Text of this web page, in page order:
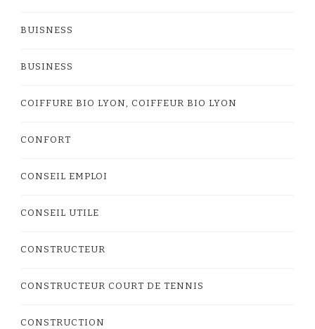
BUISNESS
BUSINESS
COIFFURE BIO LYON, COIFFEUR BIO LYON
CONFORT
CONSEIL EMPLOI
CONSEIL UTILE
CONSTRUCTEUR
CONSTRUCTEUR COURT DE TENNIS
CONSTRUCTION